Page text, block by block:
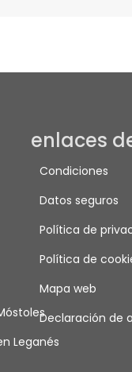
Leganés
enlaces
Condiciones
Datos seguros
Política de
Política de
Mapa web
Declaración de